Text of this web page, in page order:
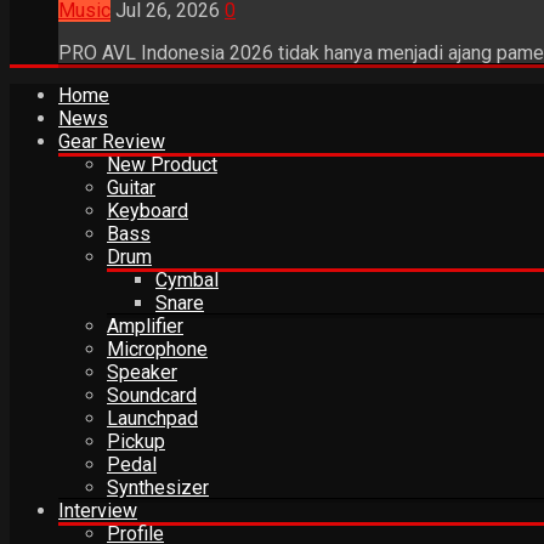
Music Jul 26, 2026 0
PRO AVL Indonesia 2026 tidak hanya menjadi ajang
Home
News
Gear Review
New Product
Guitar
Keyboard
Bass
Drum
Cymbal
Snare
Amplifier
Microphone
Speaker
Soundcard
Launchpad
Pickup
Pedal
Synthesizer
Interview
Profile